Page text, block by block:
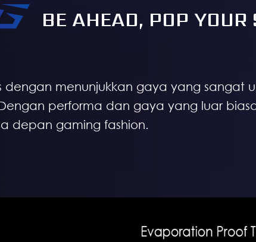
BE AHEAD, POP YOUR
menunjukkan gaya yang sangat
performa dan gaya yang luar
depan gaming fashion.